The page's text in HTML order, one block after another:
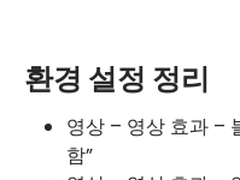
환경 설정 정리
영상 – 영상 효과 –
함”